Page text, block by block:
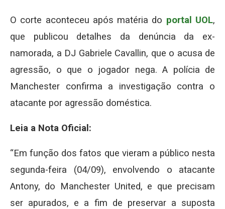
O corte aconteceu após matéria do portal UOL,
que publicou detalhes da denúncia da ex-
namorada, a DJ Gabriele Cavallin, que o acusa de
agressão, o que o jogador nega. A polícia de
Manchester confirma a investigação contra o
atacante por agressão doméstica.
Leia a Nota Oficial:
“Em função dos fatos que vieram a público nesta
segunda-feira (04/09), envolvendo o atacante
Antony, do Manchester United, e que precisam
ser apurados, e a fim de preservar a suposta